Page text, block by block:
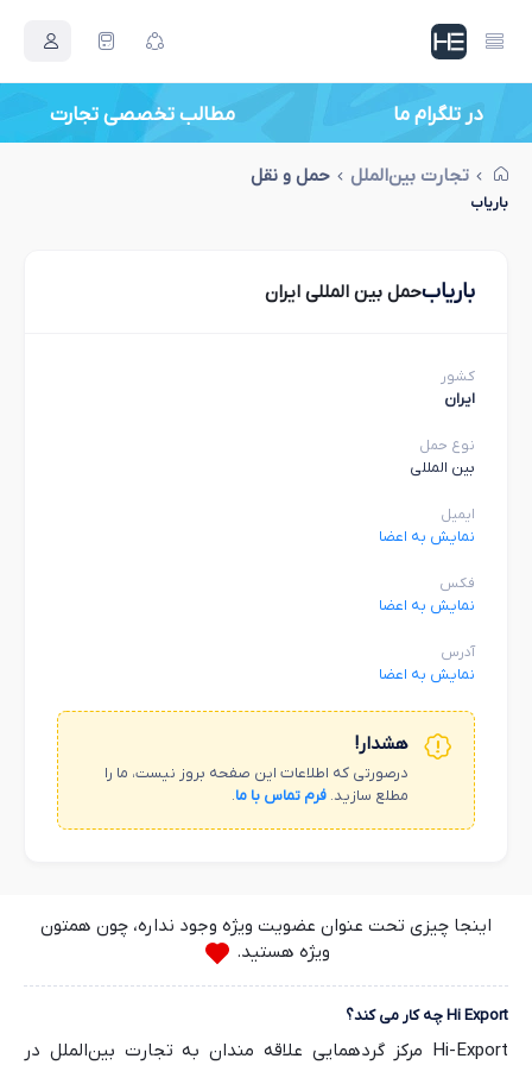
در تلگرام ما مطالب تخصصی تجارت
تجارت بین‌الملل حمل و نقل
باریاب
باریابحمل بین المللی ایران
کشور
ایران
نوع حمل
بین المللی
ایمیل
نمایش به اعضا
فکس
نمایش به اعضا
آدرس
نمایش به اعضا
هشدار!
درصورتی که اطلاعات این صفحه بروز نیست، ما را
مطلع سازید. فرم تماس با ما.
اینجا چیزی تحت عنوان عضویت ویژه وجود نداره، چون همتون
ویژه هستید.
Hi Export چه کار می کند؟
Hi-Export مرکز گردهمایی علاقه مندان به تجارت بین‌الملل در